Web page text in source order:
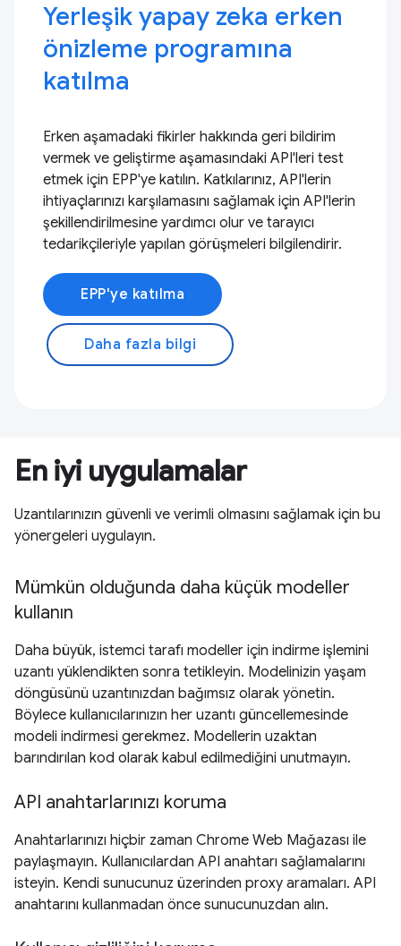
Yerleşik yapay zeka erken
önizleme programına
katılma
Erken aşamadaki fikirler hakkında geri bildirim
vermek ve geliştirme aşamasındaki API'leri test
etmek için EPP'ye katılın. Katkılarınız, API'lerin
ihtiyaçlarınızı karşılamasını sağlamak için API'lerin
şekillendirilmesine yardımcı olur ve tarayıcı
tedarikçileriyle yapılan görüşmeleri bilgilendirir.
EPP'ye katılma
Daha fazla bilgi
En iyi uygulamalar
Uzantılarınızın güvenli ve verimli olmasını sağlamak için bu
yönergeleri uygulayın.
Mümkün olduğunda daha küçük modeller
kullanın
Daha büyük, istemci tarafı modeller için indirme işlemini
uzantı yüklendikten sonra tetikleyin. Modelinizin yaşam
döngüsünü uzantınızdan bağımsız olarak yönetin.
Böylece kullanıcılarınızın her uzantı güncellemesinde
modeli indirmesi gerekmez. Modellerin uzaktan
barındırılan kod olarak kabul edilmediğini unutmayın.
API anahtarlarınızı koruma
Anahtarlarınızı hiçbir zaman Chrome Web Mağazası ile
paylaşmayın. Kullanıcılardan API anahtarı sağlamalarını
isteyin. Kendi sunucunuz üzerinden proxy aramaları. API
anahtarını kullanmadan önce sunucunuzdan alın.